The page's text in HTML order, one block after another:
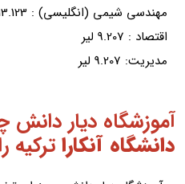
مهندسی شیمی (انگلیسی) : 13.123 لیر
اقتصاد : 9.207 لیر
مدیریت: 9.207 لیر
آموزشگاه دیار دانش
دانشگاه آنکارا ترکیه